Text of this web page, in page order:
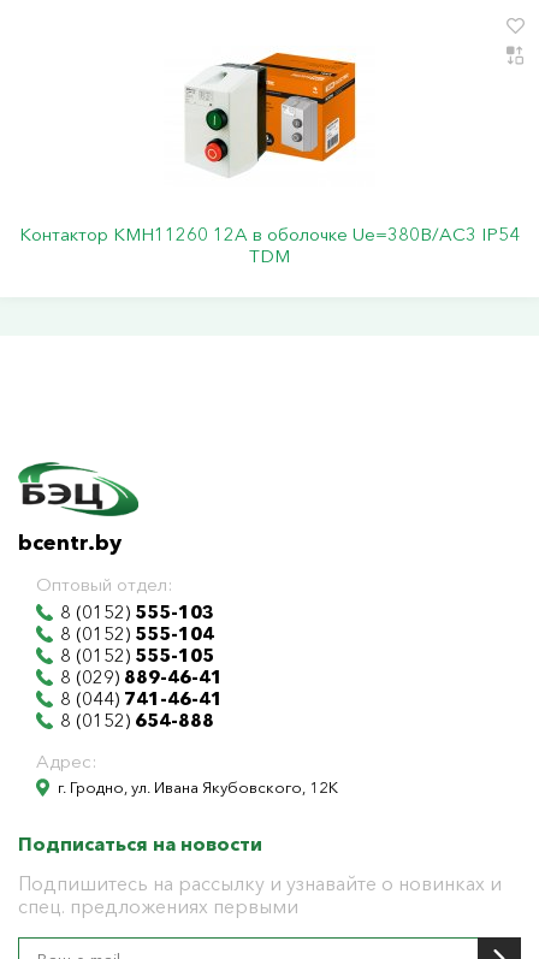
Контактор КМН11260 12А в оболочке Ue=380В/АС3 IP54
TDM
bcentr.by
Оптовый отдел:
8 (0152) 555-103
8 (0152) 555-104
8 (0152) 555-105
8 (029) 889-46-41
8 (044) 741-46-41
8 (0152) 654-888
Адрес:
г. Гродно, ул. Ивана Якубовского, 12К
Подписаться на новости
Подпишитесь на рассылку и узнавайте о новинках и
спец. предложениях первыми